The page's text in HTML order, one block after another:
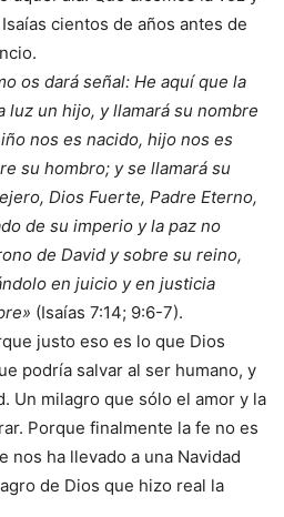
cientos de años antes de
os dará señal: He aquí que la
luz un hijo, y llamará su nombre
nos es nacido, hijo nos es
su hombro; y se llamará su
Dios Fuerte, Padre Eterno,
de su imperio y la paz no
de David y sobre su reino,
en juicio y en justicia
(Isaías 7:14; 9:6-7).
justo eso es lo que Dios
podría salvar al ser humano, y
Un milagro que sólo el amor y la
Porque finalmente la fe no es
nos ha llevado a una Navidad
de Dios que hizo real la